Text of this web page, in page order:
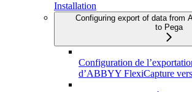
Installation
Configuring export of data from
to Pega
Configuration de
d’ABBYY FlexiCapture